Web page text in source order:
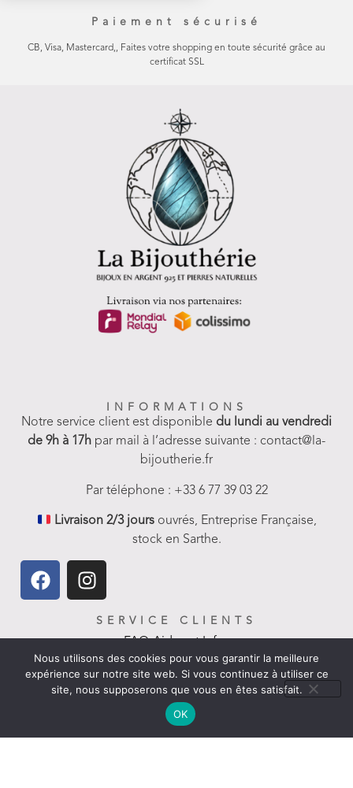
Paiement sécurisé
CB, Visa, Mastercard,, Faites votre shopping en toute sécurité grâce au
certificat SSL
INFORMATIONS
Notre service client est disponible du lundi au vendredi
de 9h à 17h par mail à l’adresse suivante : contact@la-
bijoutherie.fr
Par téléphone : +33 6 77 39 03 22
Livraison 2/3 joursouvrés, Entreprise Française,
stock en Sarthe.
SERVICE CLIENTS
FAQ-Aides et Infos
Livraison
Nous contacter
Politique de remboursement
Nous utilisons des cookies pour vous garantir la meilleure
expérience sur notre site web. Si vous continuez à utiliser ce
site, nous supposerons que vous en êtes satisfait.
OK